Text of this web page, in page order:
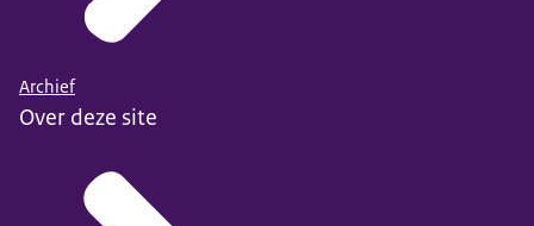
Archief
Over deze site